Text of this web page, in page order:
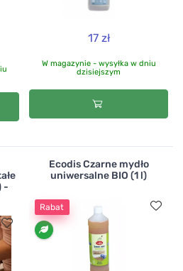
17 zł
W magazynie - wysyłka w dniu
dzisiejszym
-
Ecodis Czarne mydło
uniwersalne BIO (1 l)
Rabat